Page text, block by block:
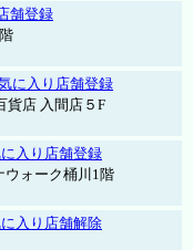
舗登録
に入り店舗登録
店 入間店５F
入り店舗登録
ォーク桶川1階
入り店舗解除